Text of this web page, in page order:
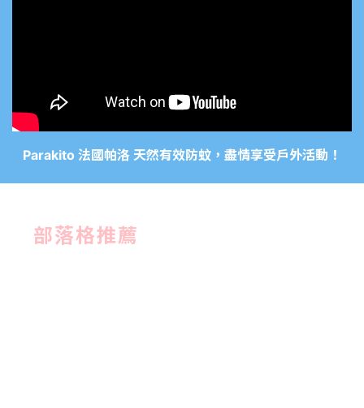
Parakito 法國帕洛 天然有效防蚊，盡情享受戶外活動！
部落格推薦